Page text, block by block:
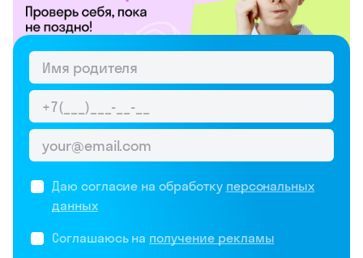
Даю согласие на обработку персональных
данных
Соглашаюсь на получение рекламы